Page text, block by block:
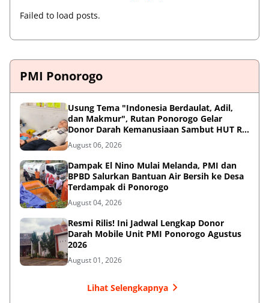
Failed to load posts.
PMI Ponorogo
Usung Tema "Indonesia Berdaulat, Adil,
dan Makmur", Rutan Ponorogo Gelar
Donor Darah Kemanusiaan Sambut HUT RI
ke-81
August 06, 2026
Dampak El Nino Mulai Melanda, PMI dan
BPBD Salurkan Bantuan Air Bersih ke Desa
Terdampak di Ponorogo
August 04, 2026
Resmi Rilis! Ini Jadwal Lengkap Donor
Darah Mobile Unit PMI Ponorogo Agustus
2026
August 01, 2026
Lihat Selengkapnya